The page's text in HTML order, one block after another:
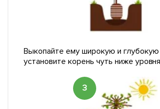
Выкопайте ему широкую и глубокую
установите корень чуть ниже
3